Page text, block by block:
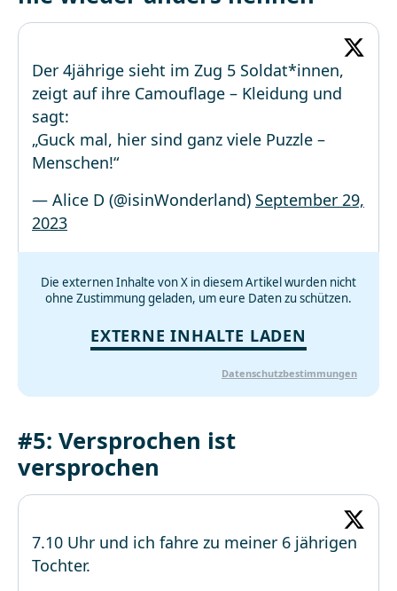
Der 4jährige sieht im Zug 5 Soldat*innen,
zeigt auf ihre Camouflage – Kleidung und
sagt:
„Guck mal, hier sind ganz viele Puzzle –
Menschen!“
— Alice D (@isinWonderland) September 29,
2023
Die externen Inhalte von X in diesem Artikel wurden nicht
ohne Zustimmung geladen, um eure Daten zu schützen.
EXTERNE INHALTE LADEN
Datenschutzbestimmungen
#5: Versprochen ist
versprochen
7.10 Uhr und ich fahre zu meiner 6 jährigen
Tochter.